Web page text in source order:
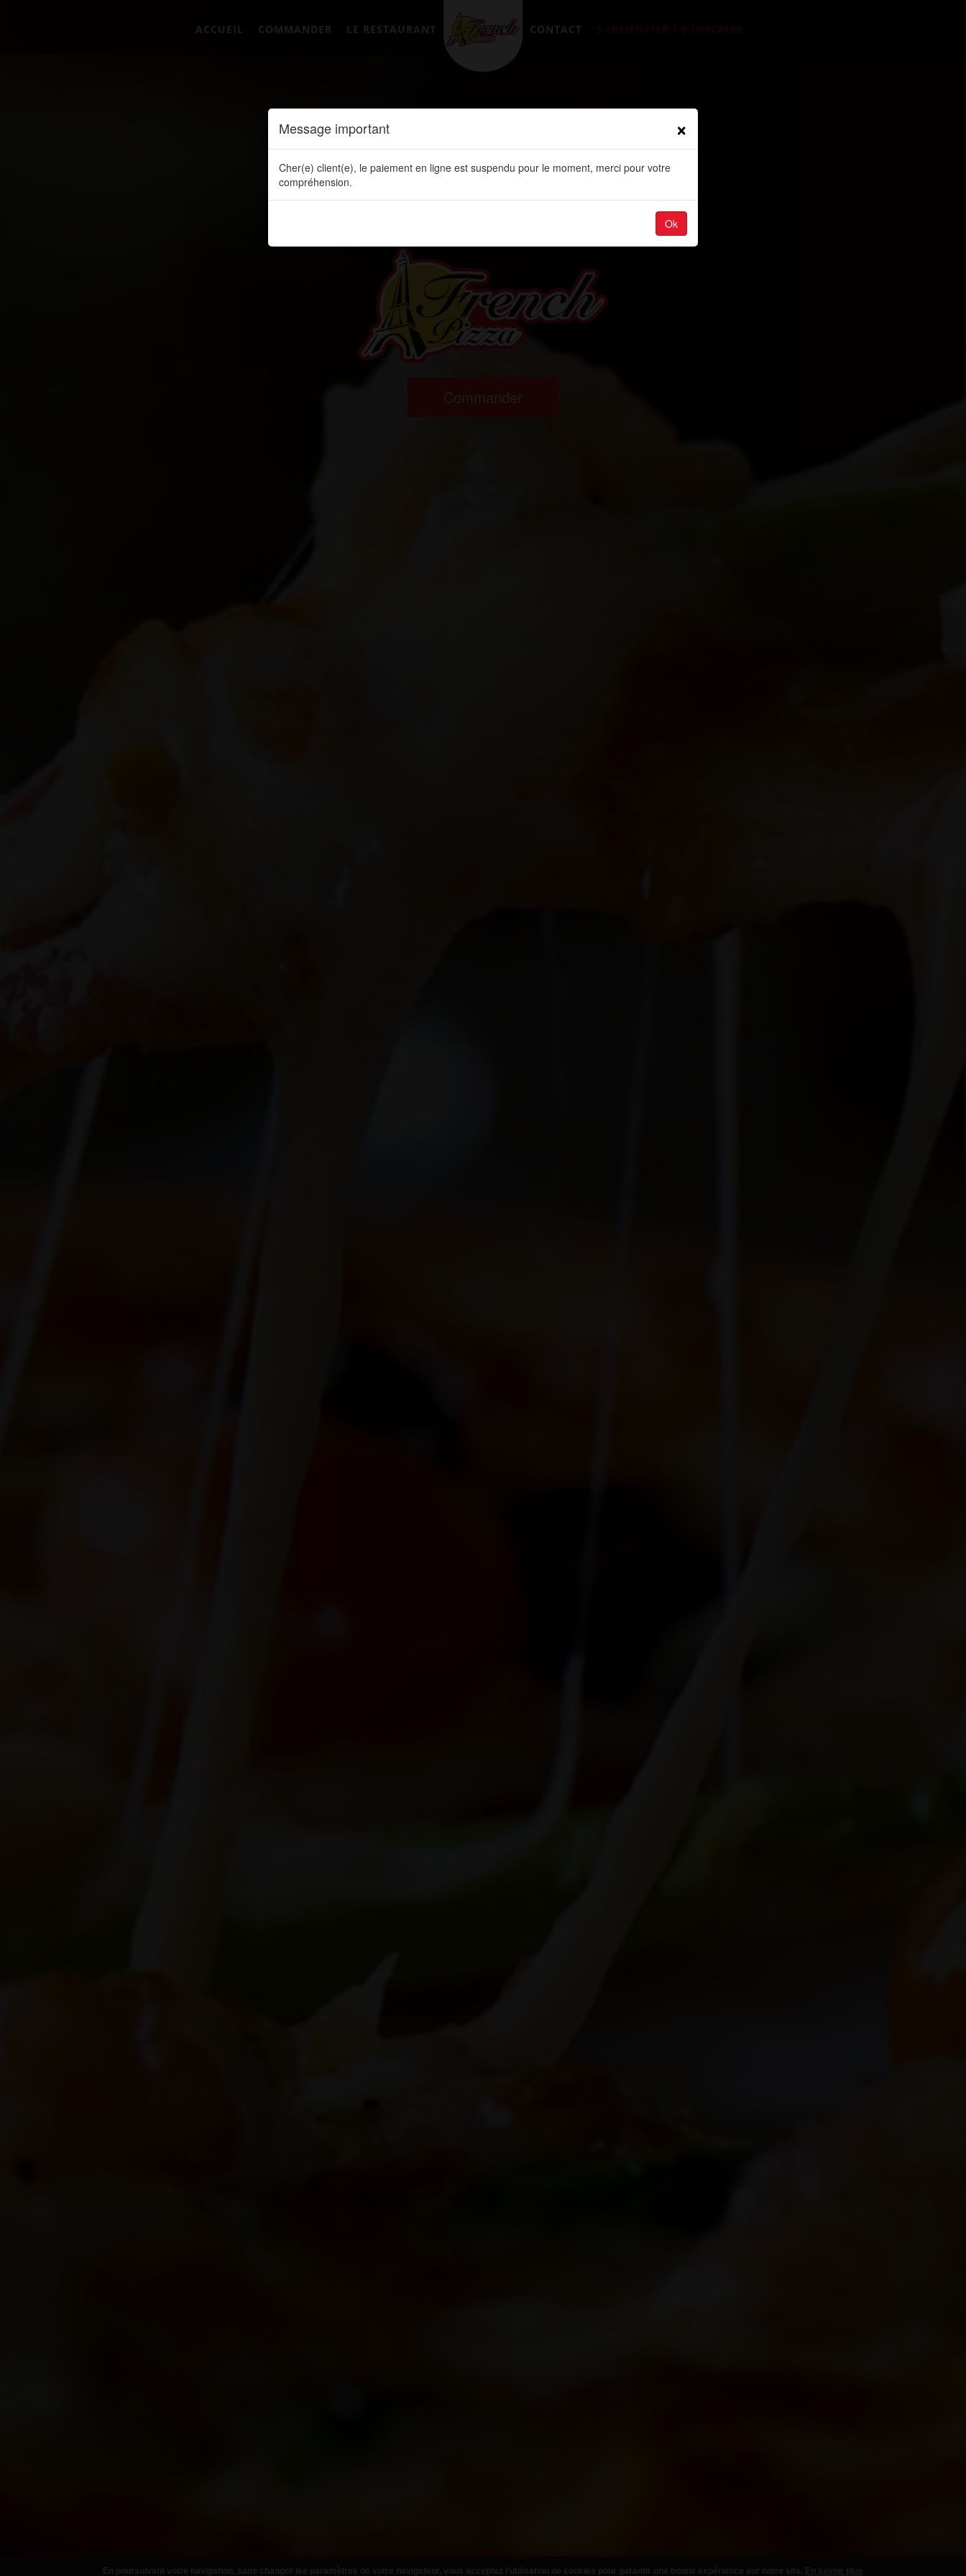
ACCUEIL COMMANDER LE RESTAURANT CONTACT S'IDENTIFIER / S'INSCRIRE
Commander
En poursuivant votre navigation, sans changer les paramètres de votre navigateur, vous acceptez l'utilisation de cookies pour garantir une bonne expérience sur notre site. En savoir plus
Message important ×
Cher(e) client(e), le paiement en ligne est suspendu pour le moment, merci pour votre
compréhension.
Ok